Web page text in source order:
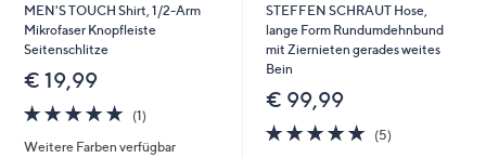
MEN'S TOUCH Shirt, 1/2-Arm
Mikrofaser Knopfleiste
Seitenschlitze
€ 19,99
5.0
von
5
(1)
Weitere Farben verfügbar
STEFFEN SCHRAUT Hose,
lange Form Rundumdehnbund
mit Ziernieten gerades weites
Bein
€ 99,99
4.8
von
(5)5